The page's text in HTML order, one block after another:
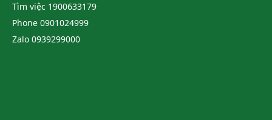
Tìm việc 1900633179
Phone 0901024999
Zalo 0939299000